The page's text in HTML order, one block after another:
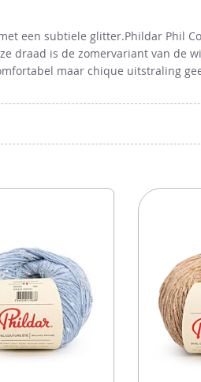
een subtiele glitter.Phildar Phil
draad is de zomervariant van
maar chique uitstraling